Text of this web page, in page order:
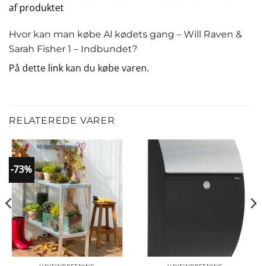
af produktet
Hvor kan man købe Al kødets gang – Will Raven &
Sarah Fisher 1 – Indbundet?
På dette link kan du købe varen.
RELATEREDE VARER
-73%